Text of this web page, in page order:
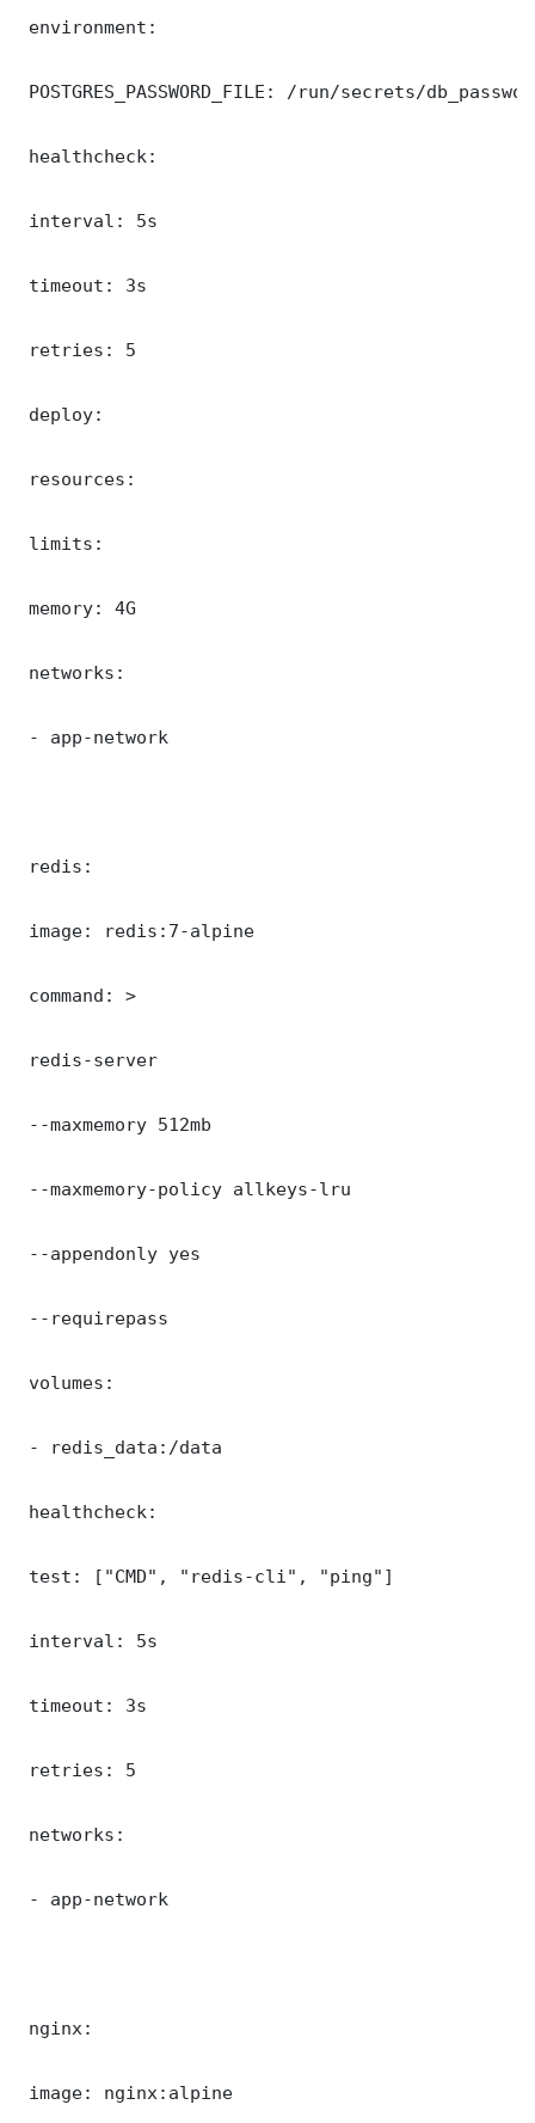
environment:
POSTGRES_PASSWORD_FILE: /run/secrets/
healthcheck:
interval: 5s
timeout: 3s
retries: 5
deploy:
resources:
limits:
memory: 4G
networks:
- app-network
redis:
image: redis:7-alpine
command: >
redis-server
--maxmemory 512mb
--maxmemory-policy allkeys-lru
--appendonly yes
--requirepass
volumes:
- redis_data:/data
healthcheck:
test: ["CMD", "redis-cli", "ping"]
interval: 5s
timeout: 3s
retries: 5
networks:
- app-network
nginx:
image: nginx:alpine